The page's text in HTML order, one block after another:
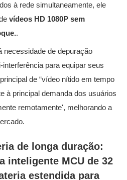
à rede simultaneamente, ele
vídeos HD 1080P sem
.
necessidade de depuração
para equipar seus
de “vídeo nítido em tempo
à principal demanda dos usuários
remotamente', melhorando a
de longa duração:
inteligente MCU de 32
estendida para